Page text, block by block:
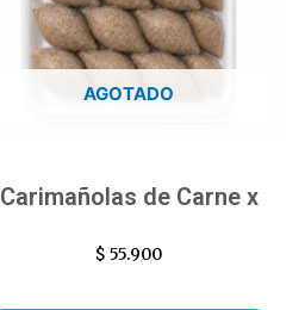
AGOTADO
Carimañolas de Carne x
$ 55.900